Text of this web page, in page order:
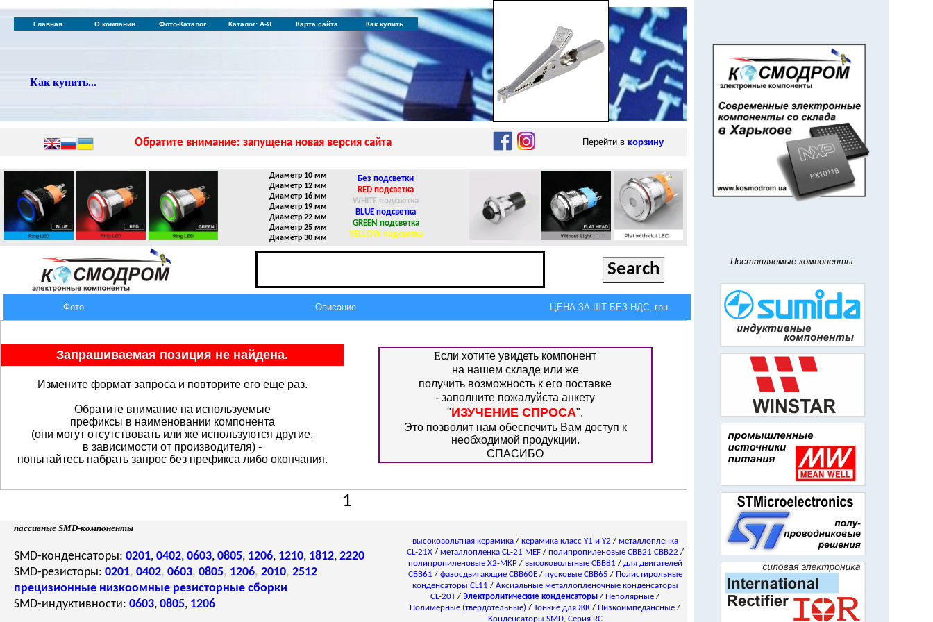
Главная О компании Фото-Каталог Каталог: А-Я Карта сайта Как купить
Как купить...
Обратите внимание: запущена новая версия сайта Перейти в корзину
Диаметр 10 мм
Диаметр 12 мм
Диаметр 16 мм
Диаметр 19 мм
Диаметр 22 мм
Диаметр 25 мм
Диаметр 30 мм
Без подсветки
RED подсветка
WHITE подсветка
BLUE подсветка
GREEN подсветка
YELLOW подсветка
Фото Описание ЦЕНА ЗА ШТ БЕЗ НДС, грн
Запрашиваемая позиция не найдена.
Измените формат запроса и повторите его еще раз.
Обратите внимание на используемые
префиксы в наименовании компонента
(они могут отсутствовать или же используются другие,
в зависимости от производителя) -
попытайтесь набрать запрос без префикса либо окончания.
Если хотите увидеть компонент
на нашем складе или же
получить возможность к его поставке
- заполните пожалуйста анкету
"ИЗУЧЕНИЕ СПРОСА".
Это позволит нам обеспечить Вам доступ к
необходимой продукции.
СПАСИБО
1
пассивные SMD-компоненты
SMD-конденсаторы: 0201, 0402, 0603, 0805, 1206, 1210, 1812, 2220
SMD-резисторы: 0201, 0402, 0603, 0805, 1206, 2010, 2512
прецизионные низкоомные резисторные сборки
SMD-индуктивности: 0603, 0805, 1206
высоковольтная керамика/ керамика класс Y1 и Y2 / металлопленка
CL-21X/ металлопленка CL-21 MEF/ полипропиленовые CBB21 CBB22 /
полипропиленовые X2-MKP/ высоковольтные CBB81 / для двигателей
CBB61 / фазосдвигающие CBB60E/ пусковые CBB65 / Полистирольные
конденсаторы СL11 / Аксиальные металлопленочные конденсаторы
CL-20T/ Электролитические конденсаторы / Неполярные /
Полимерные (твердотельные) / Тонкие для ЖК / Низкоимпедансные /
Конденсаторы SMD, Серия RC
Поставляемые компоненты